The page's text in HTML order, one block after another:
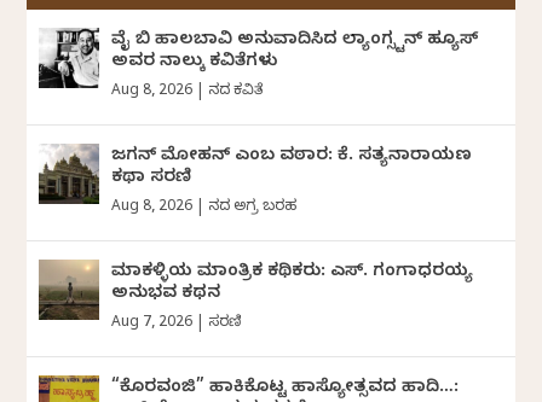
ವೈ ಬಿ ಹಾಲಬಾವಿ ಅನುವಾದಿಸಿದ ಲ್ಯಾಂಗ್ಸ್ಟನ್ ಹ್ಯೂಸ್
ಅವರ ನಾಲ್ಕು ಕವಿತೆಗಳು
Aug 8, 2026 ದಿನದ ಕವಿತೆ
ಜಗನ್‌ ಮೋಹನ್‌ ಎಂಬ ವಠಾರ: ಕೆ. ಸತ್ಯನಾರಾಯಣ
ಕಥಾ ಸರಣಿ
Aug 8, 2026 ದಿನದ ಅಗ್ರ ಬರಹ
ಮಾಕಳ್ಳಿಯ ಮಾಂತ್ರಿಕ ಕಥಿಕರು: ಎಸ್. ಗಂಗಾಧರಯ್ಯ
ಅನುಭವ ಕಥನ
Aug 7, 2026 ಸರಣಿ
“ಕೊರವಂಜಿ” ಹಾಕಿಕೊಟ್ಟ ಹಾಸ್ಯೋತ್ಸವದ ಹಾದಿ…: